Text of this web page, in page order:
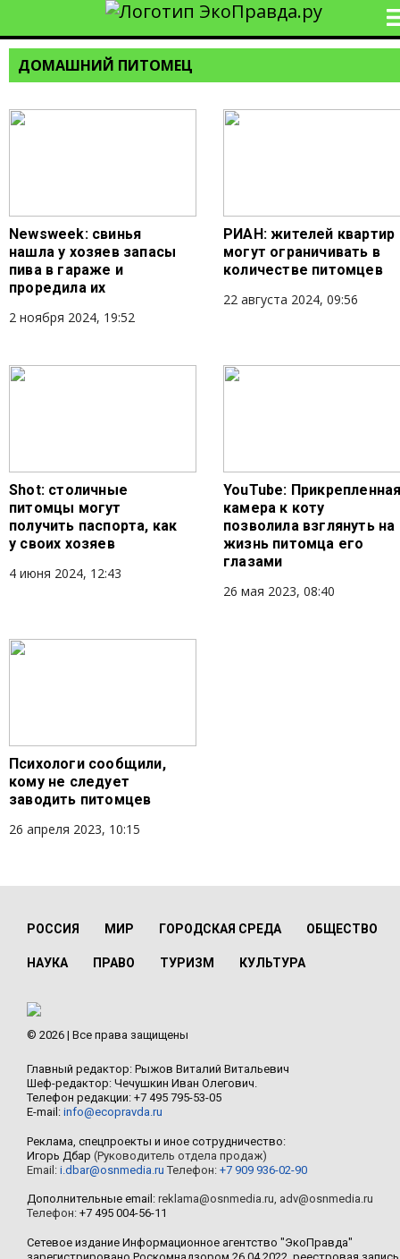
ДОМАШНИЙ ПИТОМЕЦ
Newsweek: свинья
нашла у хозяев запасы
пива в гараже и
проредила их
2 ноября 2024, 19:52
РИАН: жителей квартир
могут ограничивать в
количестве питомцев
22 августа 2024, 09:56
Shot: столичные
питомцы могут
получить паспорта, как
у своих хозяев
4 июня 2024, 12:43
YouTube:
камера к коту
позволила взглянуть на
жизнь питомца его
глазами
26 мая 2023, 08:40
Психологи сообщили,
кому не следует
заводить питомцев
26 апреля 2023, 10:15
РОССИЯ МИР ГОРОДСКАЯ СРЕДА ОБЩЕСТВО
НАУКА ПРАВО ТУРИЗМ КУЛЬТУРА
© 2026 | Все права защищены
Главный редактор: Рыжов Виталий Витальевич
Шеф-редактор: Чечушкин Иван Олегович.
Телефон редакции: +7 495 795-53-05
E-mail: info@ecopravda.ru
Реклама, спецпроекты и иное сотрудничество:
Игорь Дбар (Руководитель отдела продаж)
Email: i.dbar@osnmedia.ru Телефон: +7 909 936-02-90
Дополнительные email: reklama@osnmedia.ru, adv@osnmedia.ru
Телефон: +7 495 004-56-11
Сетевое издание Информационное агентство "ЭкоПравда"